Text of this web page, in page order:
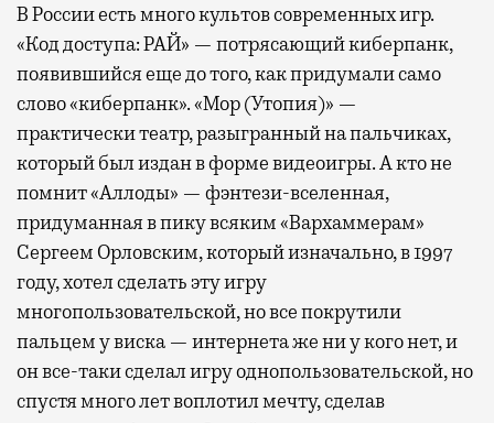
В России есть много культов современных игр.
«Код доступа: РАЙ» — потрясающий киберпанк,
появившийся еще до того, как придумали само
слово «киберпанк». «Мор (Утопия)» —
практически театр, разыгранный на пальчиках,
который был издан в форме видеоигры. А кто не
помнит «Аллоды» — фэнтези-вселенная,
придуманная в пику всяким «Вархаммерам»
Сергеем Орловским, который изначально, в 1997
году, хотел сделать эту игру
многопользовательской, но все покрутили
пальцем у виска — интернета же ни у кого нет, и
он все-таки сделал игру однопользовательской, но
спустя много лет воплотил мечту, сделав